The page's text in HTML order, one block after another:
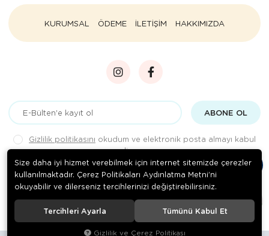
KURUMSAL ÖDEME İLETİŞİM HAKKIMIZDA
ABONE OL
Gizlilik politikasını okudum ve elektronik posta almayı kabul
ediyorum.
. Tüm hakları saklıdır.
Size daha iyi hizmet verebilmek için internet sitemizde çerezler
kullanılmaktadır. Çerez Politikaları Aydınlatma Metni’ni
okuyabilir ve dilerseniz tercihlerinizi değiştirebilirsiniz.
Tercihleri Ayarla Tümünü Kabul Et
Gizlilik ve Çerez Politikası